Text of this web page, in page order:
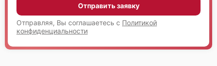
Отправить заявку
Отправляя, Вы соглашаетесь с Политикой
конфиденциальности